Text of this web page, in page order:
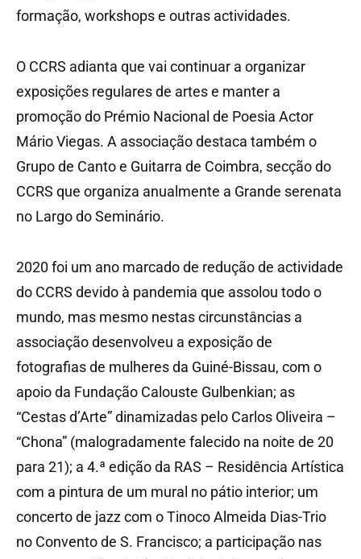
formação, workshops e outras actividades.
O CCRS adianta que vai continuar a organizar
exposições regulares de artes e manter a
promoção do Prémio Nacional de Poesia Actor
Mário Viegas. A associação destaca também o
Grupo de Canto e Guitarra de Coimbra, secção do
CCRS que organiza anualmente a Grande serenata
no Largo do Seminário.
2020 foi um ano marcado de redução de actividade
do CCRS devido à pandemia que assolou todo o
mundo, mas mesmo nestas circunstâncias a
associação desenvolveu a exposição de
fotografias de mulheres da Guiné-Bissau, com o
apoio da Fundação Calouste Gulbenkian; as
“Cestas d’Arte” dinamizadas pelo Carlos Oliveira –
“Chona” (malogradamente falecido na noite de 20
para 21); a 4.ª edição da RAS – Residência Artística
com a pintura de um mural no pátio interior; um
concerto de jazz com o Tinoco Almeida Dias-Trio
no Convento de S. Francisco; a participação nas